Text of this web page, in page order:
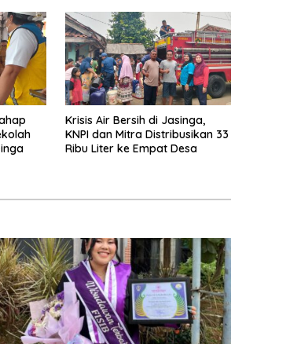
Krisis Air Bersih di Jasinga,
KNPI dan Mitra Distribusikan 33
Ribu Liter ke Empat Desa